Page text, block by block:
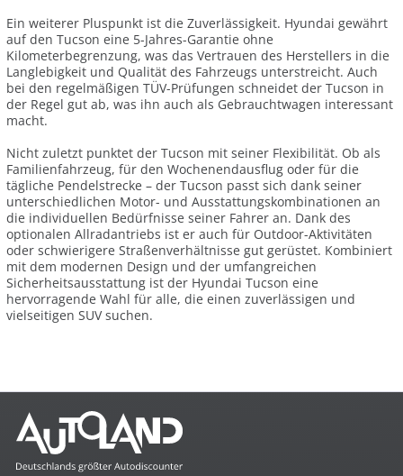
Ein weiterer Pluspunkt ist die Zuverlässigkeit. Hyundai gewährt
auf den Tucson eine 5-Jahres-Garantie ohne
Kilometerbegrenzung, was das Vertrauen des Herstellers in die
Langlebigkeit und Qualität des Fahrzeugs unterstreicht. Auch
bei den regelmäßigen TÜV-Prüfungen schneidet der Tucson in
der Regel gut ab, was ihn auch als Gebrauchtwagen interessant
macht.
Nicht zuletzt punktet der Tucson mit seiner Flexibilität. Ob als
Familienfahrzeug, für den Wochenendausflug oder für die
tägliche Pendelstrecke – der Tucson passt sich dank seiner
unterschiedlichen Motor- und Ausstattungskombinationen an
die individuellen Bedürfnisse seiner Fahrer an. Dank des
optionalen Allradantriebs ist er auch für Outdoor-Aktivitäten
oder schwierigere Straßenverhältnisse gut gerüstet. Kombiniert
mit dem modernen Design und der umfangreichen
Sicherheitsausstattung ist der Hyundai Tucson eine
hervorragende Wahl für alle, die einen zuverlässigen und
vielseitigen SUV suchen.